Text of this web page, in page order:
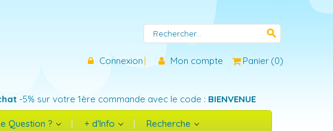
search
Connexion Mon compte Panier (0)
-5% sur votre 1ère commande avec le code : BIENVENUE
Question ? + d'Info Recherche